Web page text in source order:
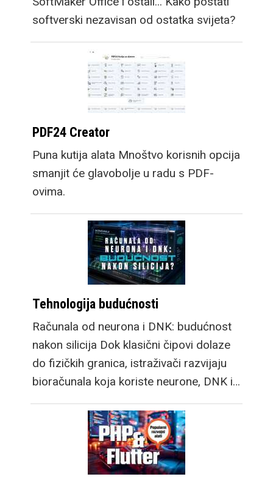
softverski nezavisan od ostatka svijeta?
PDF24 Creator
Puna kutija alata Mnoštvo korisnih opcija
smanjit će glavobolje u radu s PDF-
ovima.
Tehnologija budućnosti
Računala od neurona i DNK: budućnost
nakon silicija Dok klasični čipovi dolaze
do fizičkih granica, istraživači razvijaju
bioračunala koja koriste neurone, DNK i…